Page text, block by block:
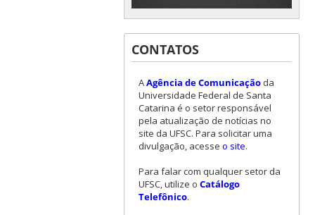
CONTATOS
AAgência de Comunicaçãoda
Universidade Federal de Santa
Catarina é o setor responsável
pela atualização de notícias no
site da UFSC. Para solicitar uma
divulgação, acesse o site.
Para falar com qualquer setor da
UFSC, utilize o Catálogo
Telefônico.